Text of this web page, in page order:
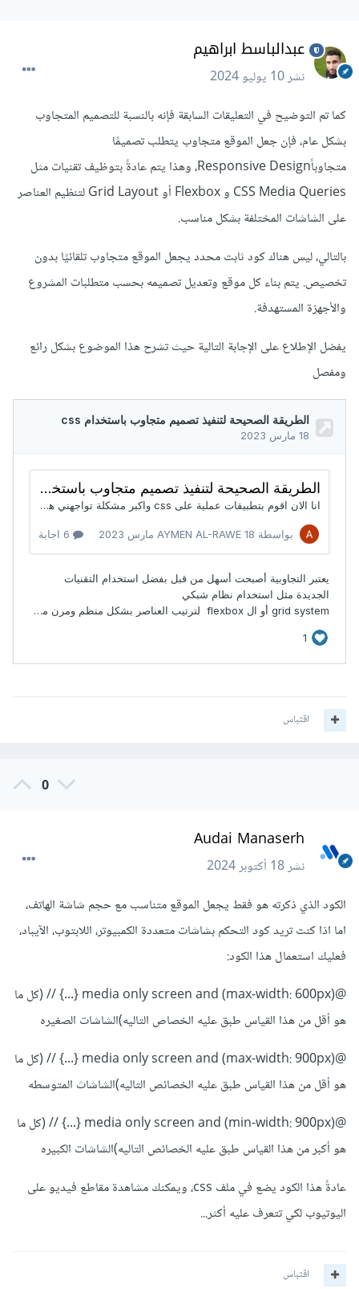
عبدالباسط ابراهيم
نشر10 يوليو 2024
كما تم التوضيح في التعليقات السابقة فإنه بالنسبة للتصميم المتجاوب
بشكل عام، فإن جعل الموقع متجاوب يتطلب تصميمًا
متجاوباًResponsive Design، وهذا يتم عادةً بتوظيف تقنيات مثل
CSS Media Queries و Flexbox أو Grid Layout لتنظيم العناصر
على الشاشات المختلفة بشكل مناسب.
بالتالي، ليس هناك كود ثابت محدد يجعل الموقع متجاوب تلقائيًا بدون
تخصيص. يتم بناء كل موقع وتعديل تصميمه بحسب متطلبات المشروع
والأجهزة المستهدفة.
يفضل الإطلاع على الإجابة التالية حيث تشرح هذا الموضوع بشكل رائع
ومفصل
اقتباس
0
Audai Manaserh
نشر18 أكتوبر 2024
الكود الذي ذكرته هو فقط يجعل الموقع متناسب مع حجم شاشة الهاتف،
اما اذا كنت تريد كود التحكم بشاشات متعددة الكمبيوتر، اللابتوب، الآيباد،
فعليك استعمال هذا الكود:
@media only screen and (max-width: 600px) {...} // (كل ما
هو أقل من هذا القياس طبق عليه الخصاص التاليه)الشاشات الصغيره
@media only screen and (max-width: 900px) {...} // (كل ما
هو أقل من هذا القياس طبق عليه الخصائص التاليه)الشاشاث المتوسطه
@media only screen and (min-width: 900px) {...} // (كل ما
هو أكبر من هذا القياس طبق عليه الخصائص التاليه)الشاشات الكبيره
عادةً هذا الكود يضع في ملف css، ويمكنك مشاهدة مقاطع فيديو على
اليوتيوب لكي تتعرف عليه أكثر...
اقتباس